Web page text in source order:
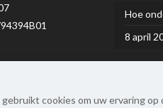
Hoe
8 april
voorbehouden. | Webdesign:
cookies om uw ervaring